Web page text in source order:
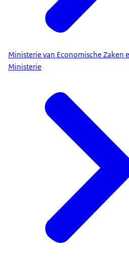
Ministerie van Economische Zaken
Ministerie